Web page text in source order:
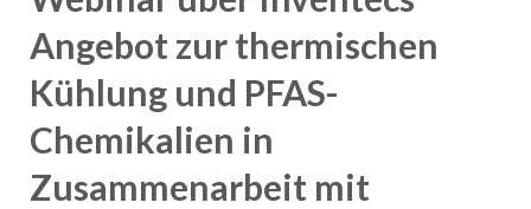
Angebot zur thermischen
Kühlung und PFAS-
Chemikalien in
Zusammenarbeit mit